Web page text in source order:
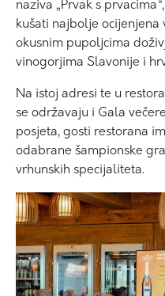
naziva „Prvak s
kušati najbolje ocijenjena
okusnim pupoljcima
vinogorjima Slavonije i
Na istoj adresi te u
se održavaju i Gala
posjeta, gosti restorana
odabrane šampionske
vrhunskih specijaliteta.